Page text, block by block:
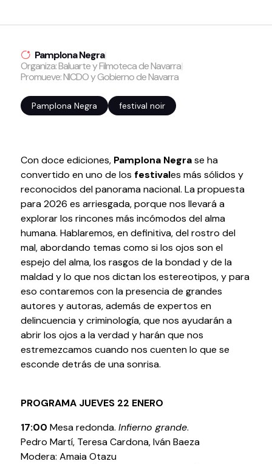
Agenda
Entradas
Histórico
Organiza
Espacios
Tour Virtual
Servicios
Organizar evento
Testimonios
Últimos Eventos
Baluarte
Taquilla
Contacto
Espacio accesible
Pamplona Negra|
Organiza: Baluarte y Filmoteca de Navarra
Promueve: NICDO y Gobierno de Navarra
Pamplona Negra festival noir
Con doce ediciones, Pamplona Negrase ha
convertido en uno de los festivales más sólidos y
reconocidos del panorama nacional. La propuesta
para 2026 es arriesgada, porque nos llevará a
explorar los rincones más incómodos del alma
humana. Hablaremos, en definitiva, del rostro del
mal, abordando temas como si los ojos son el
espejo del alma, los rasgos de la bondad y de la
maldad y lo que nos dictan los estereotipos, y para
eso contaremos con la presencia de grandes
autores y autoras, además de expertos en
delincuencia y criminología, que nos ayudarán a
abrir los ojos a la verdad y harán que nos
estremezcamos cuando nos cuenten lo que se
esconde detrás de una sonrisa.
PROGRAMA JUEVES 22 ENERO
17:00 Mesa redonda. Infierno grande.
Pedro Martí, Teresa Cardona, Iván Baeza
Modera: Amaia Otazu